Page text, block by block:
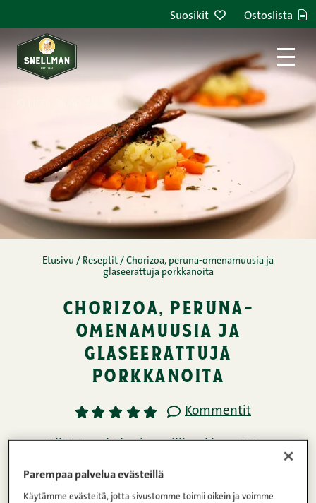
Suosikit Ostoslista
Etusivu / Reseptit / Chorizoa, peruna-omenamuusia ja
glaseerattuja porkkanoita
chorizoa, peruna-
omenamuusia ja
glaseerattuja
porkkanoita
1 2 3 4 5 Kommentit
All Natural Chorizo grillimakkara 230 g
1h 2
Parempaa palvelua evästeillä
Käytämme evästeitä, jotta sivustomme toimii oikein ja voimme